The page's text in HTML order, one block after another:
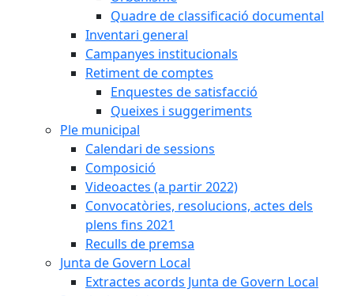
Quadre de classificació documental
Inventari general
Campanyes institucionals
Retiment de comptes
Enquestes de satisfacció
Queixes i suggeriments
Ple municipal
Calendari de sessions
Composició
Videoactes (a partir 2022)
Convocatòries, resolucions, actes dels
plens fins 2021
Reculls de premsa
Junta de Govern Local
Extractes acords Junta de Govern Local